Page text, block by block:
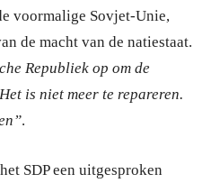
voormalige Sovjet-Unie,
de macht van de natiestaat.
Republiek op om de
is niet meer te repareren.
.
SDP een uitgesproken